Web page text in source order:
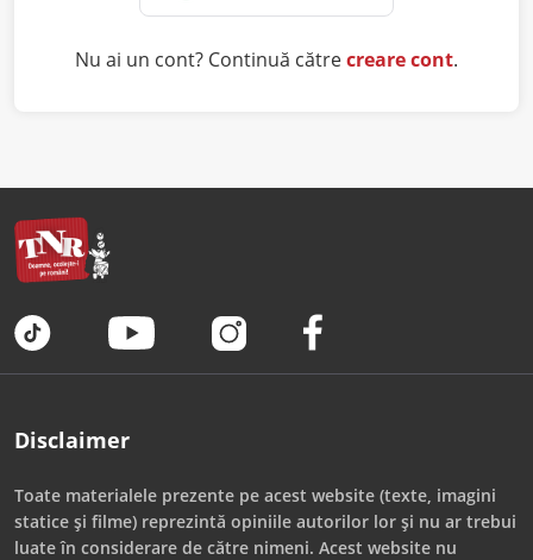
Nu ai un cont? Continuă cătrecreare cont.
Disclaimer
Toate materialele prezente pe acest website (texte, imagini
statice și filme) reprezintă opiniile autorilor lor și nu ar trebui
luate în considerare de către nimeni. Acest website nu